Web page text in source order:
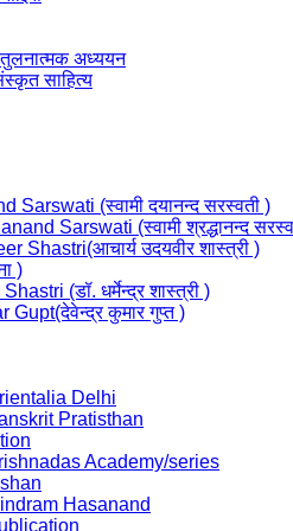
अध्ययन
साहित्य
Sarswati (स्वामी दयानन्द सरस्वती )
Sarswati (स्वामी श्रद्धानन्द
Shastri(आचार्य उदयवीर शास्त्री )
)
(डॉ. धर्मेन्द्र शास्त्री )
कुमार गुप्त )
Delhi
Pratisthan
Academy/series
Hasanand